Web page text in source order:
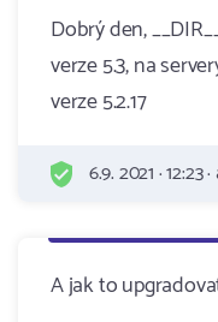
Dobrý den,
verze 5.3, na
verze 5.2.17
6.9. 2021 · 12:23
A jak to